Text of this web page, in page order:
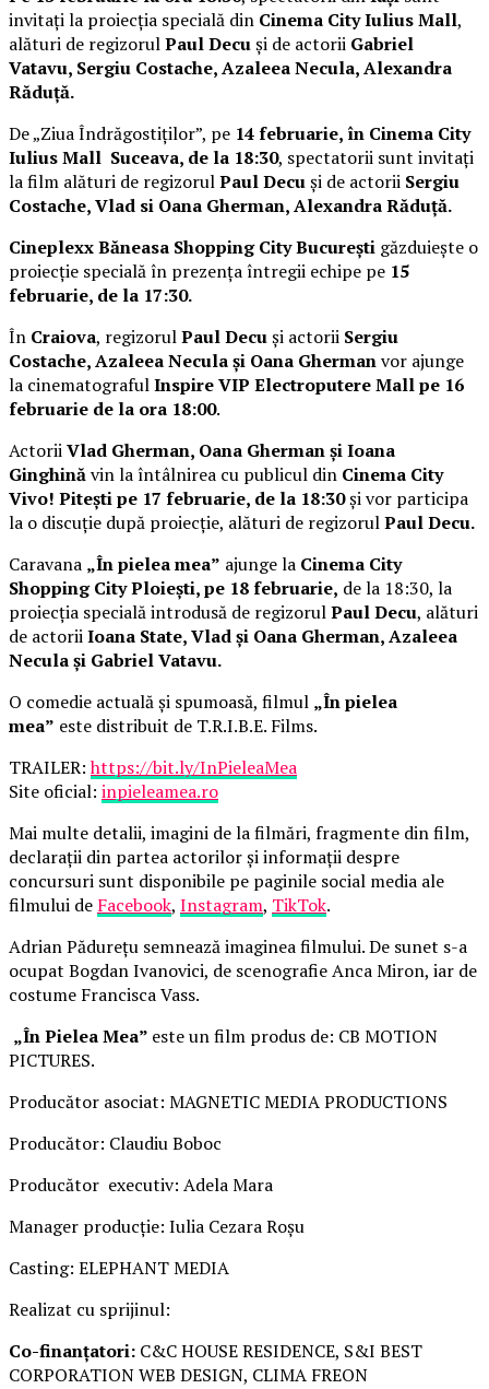
invitați la proiecția specială din Cinema City Iulius Mall,
alături de regizorulPaul Decuși de actorii Gabriel
Vatavu, Sergiu Costache, Azaleea Necula, Alexandra
Răduță.
De „Ziua Îndrăgostiților”, pe 14 februarie, în Cinema City
Iulius Mall Suceava, de la 18:30, spectatorii sunt invitați
la film alături de regizorulPaul Decuși de actorii Sergiu
Costache, Vlad si Oana Gherman, Alexandra Răduță.
Cineplexx Băneasa Shopping City București găzduiește o
proiecție specială în prezența întregii echipe pe 15
februarie, de la 17:30.
În Craiova, regizorulPaul Decuși actorii Sergiu
Costache, Azaleea Necula și Oana Ghermanvor ajunge
la cinematografulInspire VIP Electroputere Mall pe 16
februarie de la ora 18:00.
ActoriiVlad Gherman, Oana Gherman și Ioana
Ginghinăvin la întâlnirea cu publicul din Cinema City
Vivo! Pitești pe 17 februarie, de la 18:30și vor participa
la o discuție după proiecție, alături de regizorulPaul Decu.
Caravana „În pielea mea” ajunge la Cinema City
Shopping City Ploiești, pe 18 februarie, de la 18:30, la
proiecția specială introdusă de regizorulPaul Decu, alături
de actoriiIoana State, Vlad și Oana Gherman, Azaleea
Necula și Gabriel Vatavu.
O comedie actuală și spumoasă, filmul „În pielea
mea” este distribuit de T.R.I.B.E. Films.
TRAILER:https://bit.ly/InPieleaMea
Site oficial: inpieleamea.ro
Mai multe detalii, imagini de la filmări, fragmente din film,
declarații din partea actorilor și informații despre
concursuri sunt disponibile pe paginile social media ale
filmului de Facebook, Instagram, TikTok.
Adrian Pădurețu semnează imaginea filmului. De sunet s-a
ocupat Bogdan Ivanovici, de scenografie Anca Miron, iar de
costume Francisca Vass.
„În Pielea Mea” este un film produs de: CB MOTION
PICTURES.
Producător asociat: MAGNETIC MEDIA PRODUCTIONS
Producător: Claudiu Boboc
Producător executiv: Adela Mara
Manager producție: Iulia Cezara Roșu
Casting: ELEPHANT MEDIA
Realizat cu sprijinul:
Co-finanțatori: C&C HOUSE RESIDENCE, S&I BEST
CORPORATION WEB DESIGN, CLIMA FREON